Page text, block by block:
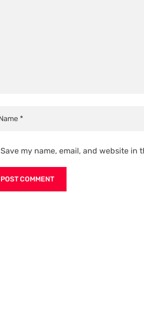
Save my name, email, and website in